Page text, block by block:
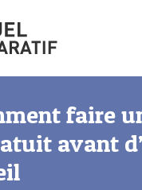
faire
avant